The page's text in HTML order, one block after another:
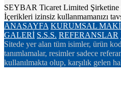
SEYBAR Ticaret Limited Şirketine
İçerikleri izinsiz kullanmamanızı
ANASAYFA KURUMSAL
GALERİ S.S.S. REFERANSLAR
Sitede yer alan tüm isimler, ürün
tanımlamalar, resimler sadece
kullanılmakta olup, karşılık gelen